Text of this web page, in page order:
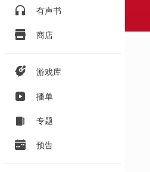
有声书
商店
游戏库
播单
专题
预告